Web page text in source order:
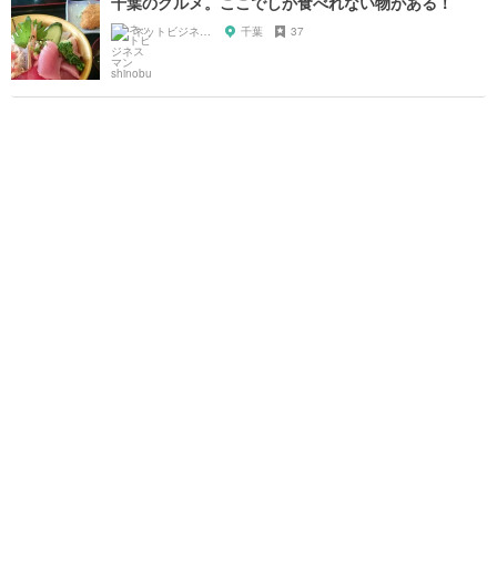
ネットビジネスマン shinobu 千葉 37